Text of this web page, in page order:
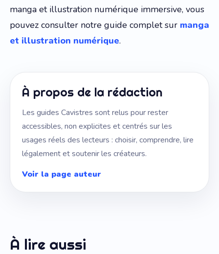
manga et illustration numérique immersive, vous
pouvez consulter notre guide complet sur manga
et illustration numérique.
À propos de la rédaction
Les guides Cavistres sont relus pour rester
accessibles, non explicites et centrés sur les
usages réels des lecteurs : choisir, comprendre, lire
légalement et soutenir les créateurs.
Voir la page auteur
À lire aussi